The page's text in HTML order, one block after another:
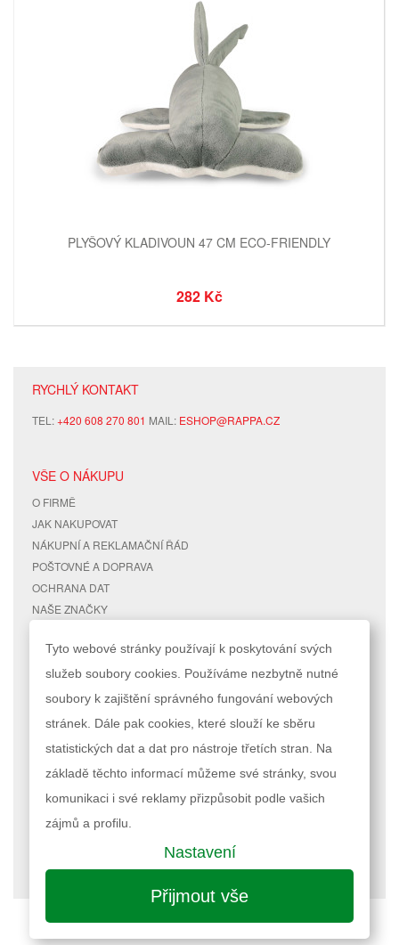
PLYŠOVÝ KLADIVOUN 47 CM ECO-FRIENDLY
282 Kč
RYCHLÝ KONTAKT
TEL:+420 608 270 801 MAIL: ESHOP@RAPPA.CZ
VŠE O NÁKUPU
O FIRMĚ
JAK NAKUPOVAT
NÁKUPNÍ A REKLAMAČNÍ ŘÁD
POŠTOVNÉ A DOPRAVA
OCHRANA DAT
NAŠE ZNAČKY
RYCHLÉ ODKAZY
MAPA STRÁNEK
VYHLEDÁVANÉ TERMÍNY
POKROČILÉ VYHLEDÁVÁNÍ
ÚČET
MŮJ ÚČET
STAV OBJEDNÁVKY
Podle zákona o evidenci tržeb je prodávající povinen vystavit kupujícímu
účtenku. Zároveň je povinen zaevidovat přijatou tržbu u správce daně
Nastavení cookies| © 2023 RAPPA.cz
Tyto webové stránky používají k poskytování svých
služeb soubory cookies. Používáme nezbytně nutné
soubory k zajištění správného fungování webových
stránek. Dále pak cookies, které slouží ke sběru
statistických dat a dat pro nástroje třetích stran. Na
základě těchto informací můžeme své stránky, svou
komunikaci i své reklamy přizpůsobit podle vašich
zájmů a profilu.
Nastavení
Přijmout vše